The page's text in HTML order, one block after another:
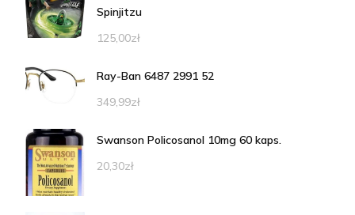
Spinjitzu
125,00zł
Ray-Ban 6487 2991 52
349,99zł
Swanson Policosanol 10mg 60 kaps.
20,30zł